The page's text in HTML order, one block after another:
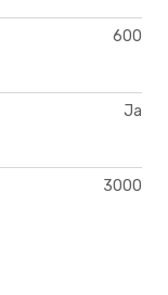
600
Ja
3000